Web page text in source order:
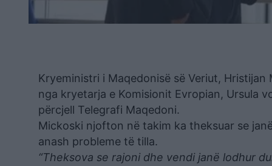
Kryeministri i Maqedonisë së Veriut,
nga kryetarja e Komisionit Evropian, Ursula
përcjell Telegrafi Maqedoni.
Mickoski njofton në takim ka theksuar se
anash probleme të tilla.
“Theksova se rajoni dhe vendi janë lodhur